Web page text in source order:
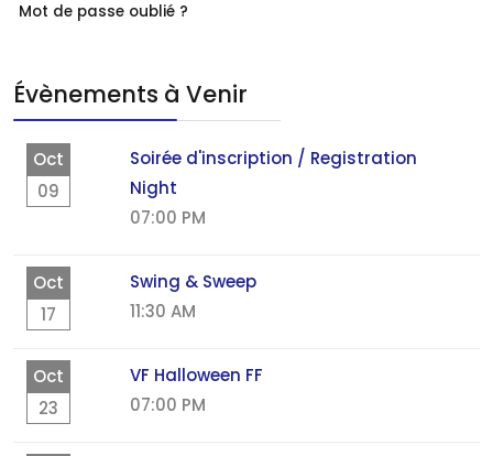
Mot de passe oublié ?
Évènements à Venir
Oct
09
Soirée d'inscription / Registration
Night
07:00 PM
Oct
17
Swing & Sweep
11:30 AM
Oct
23
VF Halloween FF
07:00 PM